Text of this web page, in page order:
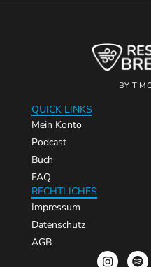
BY
QUICK LINKS
Mein Konto
Podcast
Buch
FAQ
RECHTLICHES
Impressum
Datenschutz
AGB